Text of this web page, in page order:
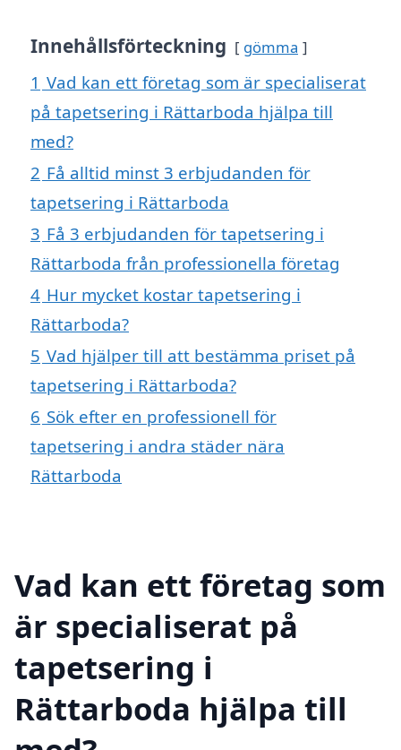
Innehållsförteckning gömma
1 Vad kan ett företag som är specialiserat
på tapetsering i Rättarboda hjälpa till
med?
2 Få alltid minst 3 erbjudanden för
tapetsering i Rättarboda
3 Få 3 erbjudanden för tapetsering i
Rättarboda från professionella företag
4 Hur mycket kostar tapetsering i
Rättarboda?
5 Vad hjälper till att bestämma priset på
tapetsering i Rättarboda?
6 Sök efter en professionell för
tapetsering i andra städer nära
Rättarboda
Vad kan ett företag som
är specialiserat på
tapetsering i
Rättarboda hjälpa till